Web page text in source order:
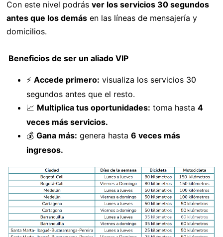
Con este nivel podrás ver los servicios 30 segundos
antes que los demásen las líneas de mensajería y
domicilios.
Beneficios de ser un aliado VIP
⚡ Accede primero: visualiza los servicios 30
segundos antes que el resto.
📈 Multiplica tus oportunidades: toma hasta 4
veces más servicios.
💰 Gana más: genera hasta 6 veces más
ingresos.